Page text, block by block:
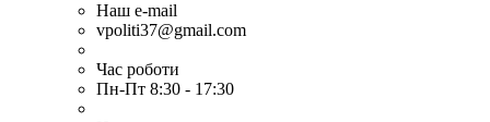
Наш e-mail
vpoliti37@gmail.com
Час роботи
Пн-Пт 8:30 - 17:30